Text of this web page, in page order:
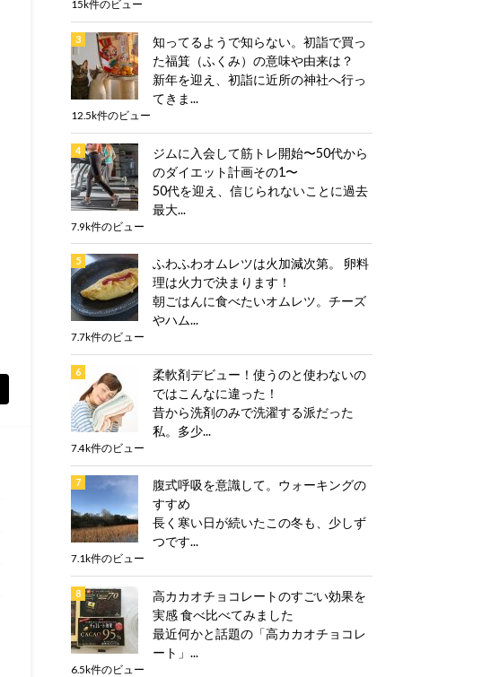
15k件のビュー
知ってるようで知らない。初詣で買っ
た福箕（ふくみ）の意味や由来は？
新年を迎え、初詣に近所の神社へ行っ
てきま...
12.5k件のビュー
ジムに入会して筋トレ開始〜50代から
のダイエット計画その1〜
50代を迎え、信じられないことに過去
最大...
7.9k件のビュー
ふわふわオムレツは火加減次第。 卵料
理は火力で決まります！
朝ごはんに食べたいオムレツ。チーズ
やハム...
7.7k件のビュー
柔軟剤デビュー！使うのと使わないの
ではこんなに違った！
昔から洗剤のみで洗濯する派だった
私。多少...
7.4k件のビュー
腹式呼吸を意識して。ウォーキングの
すすめ
長く寒い日が続いたこの冬も、少しず
つです...
7.1k件のビュー
高カカオチョコレートのすごい効果を
実感 食べ比べてみました
最近何かと話題の「高カカオチョコレ
ート」...
6.5k件のビュー